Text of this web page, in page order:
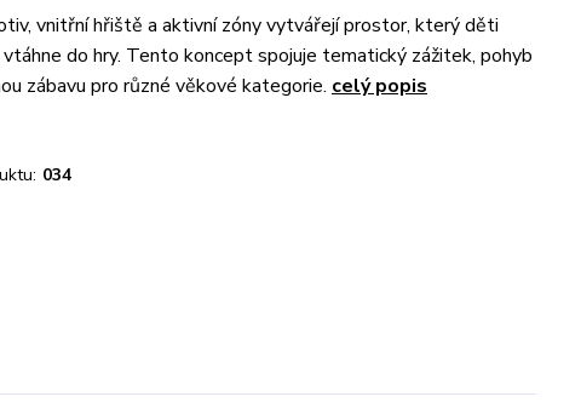
vnitřní hřiště a aktivní zóny vytvářejí prostor, který děti
do hry. Tento koncept spojuje tematický zážitek, pohyb
zábavu pro různé věkové kategorie. celý popis
034